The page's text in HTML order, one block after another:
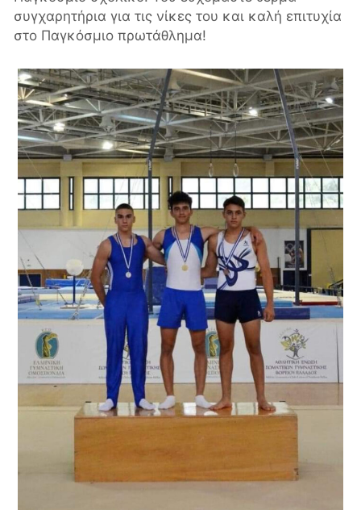
συγχαρητήρια για τις νίκες του και καλή επιτυχία
στο Παγκόσμιο πρωτάθλημα!